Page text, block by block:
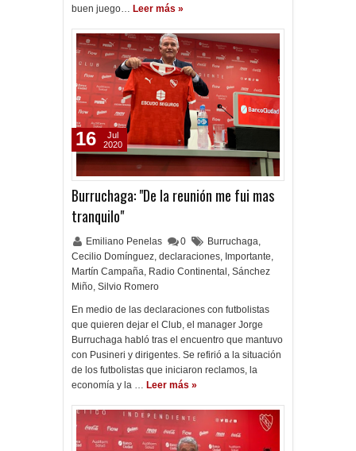
buen juego… Leer más »
Burruchaga: "De la reunión me fui mas
tranquilo"
Emiliano Penelas 0 Burruchaga,
Cecilio Domínguez, declaraciones, Importante,
Martín Campaña, Radio Continental , Sánchez
Miño, Silvio Romero
En medio de las declaraciones con futbolistas
que quieren dejar el Club, el manager Jorge
Burruchaga habló tras el encuentro que mantuvo
con Pusineri y dirigentes. Se refirió a la situación
de los futbolistas que iniciaron reclamos, la
economía y la … Leer más »
16
Jul
2020